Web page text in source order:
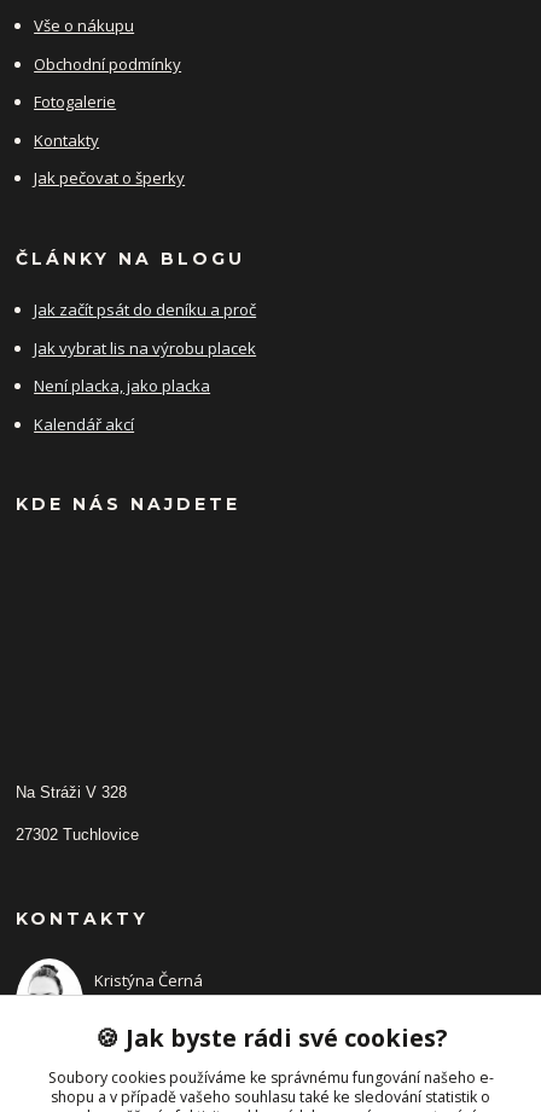
Vše o nákupu
Obchodní podmínky
Fotogalerie
Kontakty
Jak pečovat o šperky
ČLÁNKY NA BLOGU
Jak začít psát do deníku a proč
Jak vybrat lis na výrobu placek
Není placka, jako placka
Kalendář akcí
KDE NÁS NAJDETE
Na Stráži V 328
27302 Tuchlovice
KONTAKTY
Kristýna Černá
+420 702210942
(Po-Pá, 9-14 hod.)
🍪 Jak byste rádi své cookies?
Soubory cookies používáme ke správnému fungování našeho e-
shopu a v případě vašeho souhlasu také ke sledování statistik o